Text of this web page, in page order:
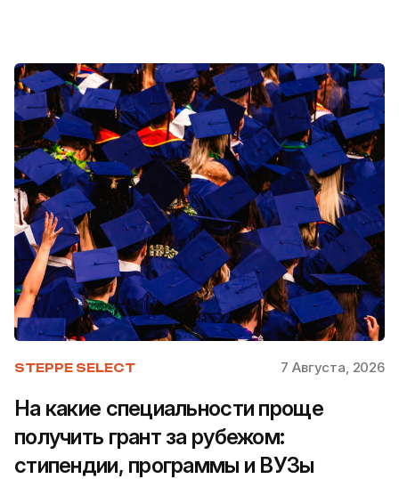
STEPPE SELECT 7 Августа, 2026
На какие специальности проще
получить грант за рубежом:
стипендии, программы и ВУЗы